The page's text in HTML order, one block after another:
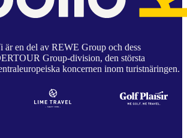
är en del av REWE Group och dess
Group-division, den största
koncernen inom turistnäringen.